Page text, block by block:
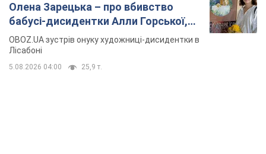
Олена Зарецька – про вбивство
бабусі-дисидентки Алли Горської,
критику Дмитра Стуса та втечу в
Португалію з 5 дітьми
OBOZ.UA зустрів онуку художниці-дисидентки в
Лісабоні
5.08.2026 04:00 25,9 т.